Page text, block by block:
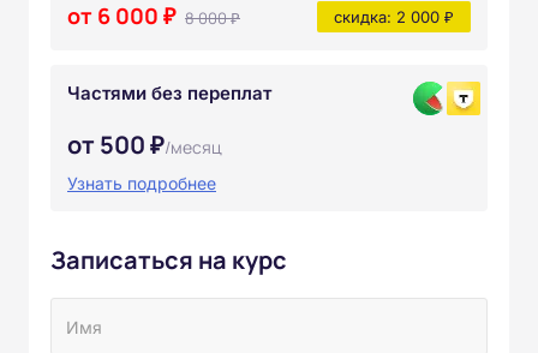
от 6 000 ₽ 8 000 ₽ скидка: 2 000 ₽
Частями без переплат
от 500 ₽/месяц
Узнать подробнее
Записаться на курс